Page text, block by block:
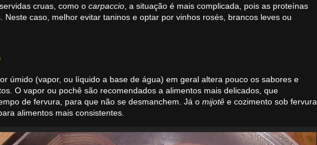
cruas, como o carpaccio , a situação é mais complicada, pois as proteínas
Neste caso, melhor evitar taninos e optar por vinhos rosés, brancos leves ou
úmido (vapor, ou líquido a base de água) em geral altera pouco os sabores e
O vapor ou pochê são recomendados a alimentos mais delicados, que
de fervura, para que não se desmanchem. Já o mijotê e cozimento sob fervura
alimentos mais consistentes.